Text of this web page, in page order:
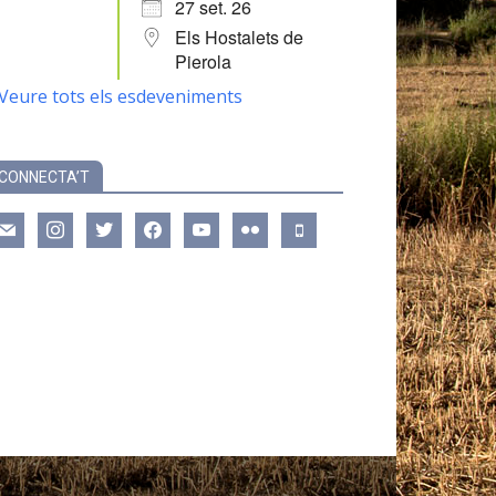
27 set. 26
Els Hostalets de
Pierola
tots els esdeveniments
instagramtwitter facebookyoutube flickr mobile